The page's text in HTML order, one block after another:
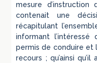
mesure d’instruction
contenait une
récapitulant
informant
permis de conduire et
recours ; qu’ainsi